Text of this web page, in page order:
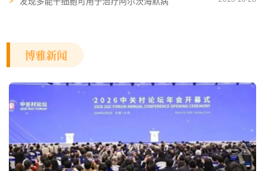
博雅新闻